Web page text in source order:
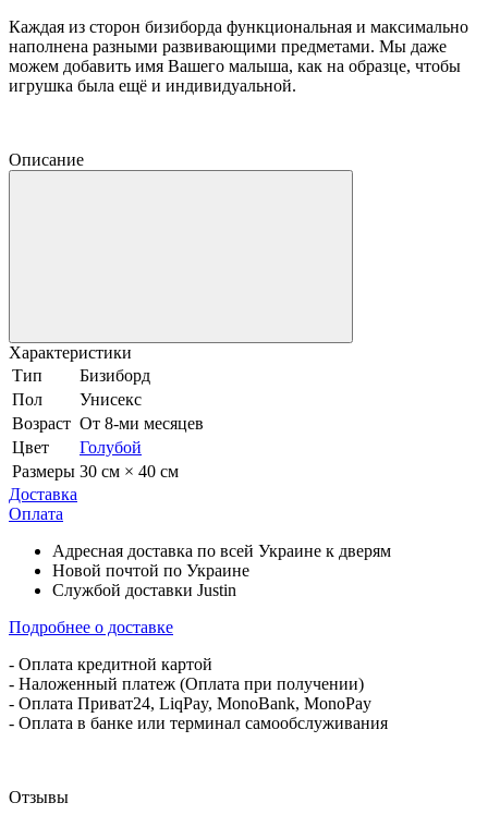
Каждая из сторон бизиборда функциональная и максимально
наполнена разными развивающими предметами. Мы даже
можем добавить имя Вашего малыша, как на образце, чтобы
игрушка была ещё и индивидуальной.
Описание
Характеристики
Тип
Бизиборд
Пол
Унисекс
Возраст От 8-ми месяцев
Цвет
Голубой
Размеры 30 см × 40 см
Доставка
Оплата
Адресная доставка по всей Украине к дверям
Новой почтой по Украине
Службой доставки Justin
Подробнее о доставке
- Оплата кредитной картой
- Наложенный платеж (Оплата при получении)
- Оплата Приват24, LiqPay, MonoBank, MonoPay
- Оплата в банке или терминал самообслуживания
Отзывы